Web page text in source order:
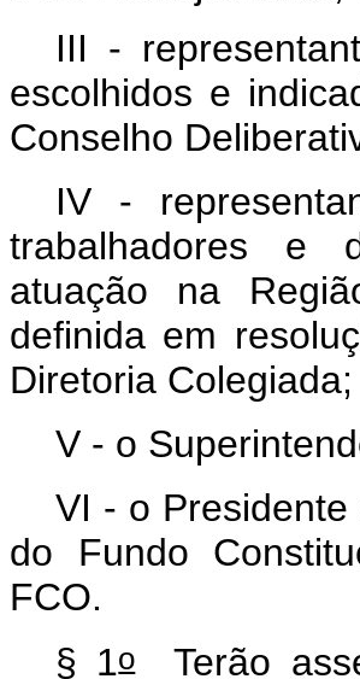
III -
escolhidos e
Conselho
IV -
trabalhadores e
atuação na
definida em
Diretoria Colegiada;
V - o
VI - o
do Fundo
FCO.
§ 1oTerão